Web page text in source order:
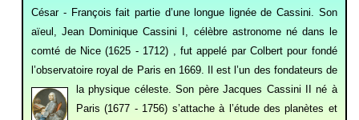
César - François fait partie d’une longue lignée de Cassini. Son
aïeul, Jean Dominique Cassini I, célèbre astronome né dans le
comté de Nice (1625 - 1712) , fut appelé par Colbert pour fondé
l’observatoire royal de Paris en 1669. Il est l’un des fondateurs de
la physique céleste. Son père Jacques Cassini II né à
Paris (1677 - 1756) s’attache à l’étude des planètes et